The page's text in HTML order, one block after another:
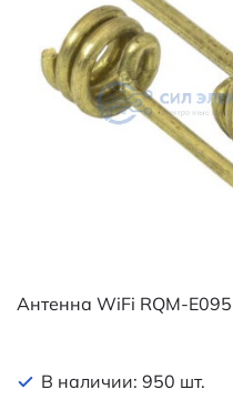
Антенна WiFi RQM-E095
В наличии: 950 шт.